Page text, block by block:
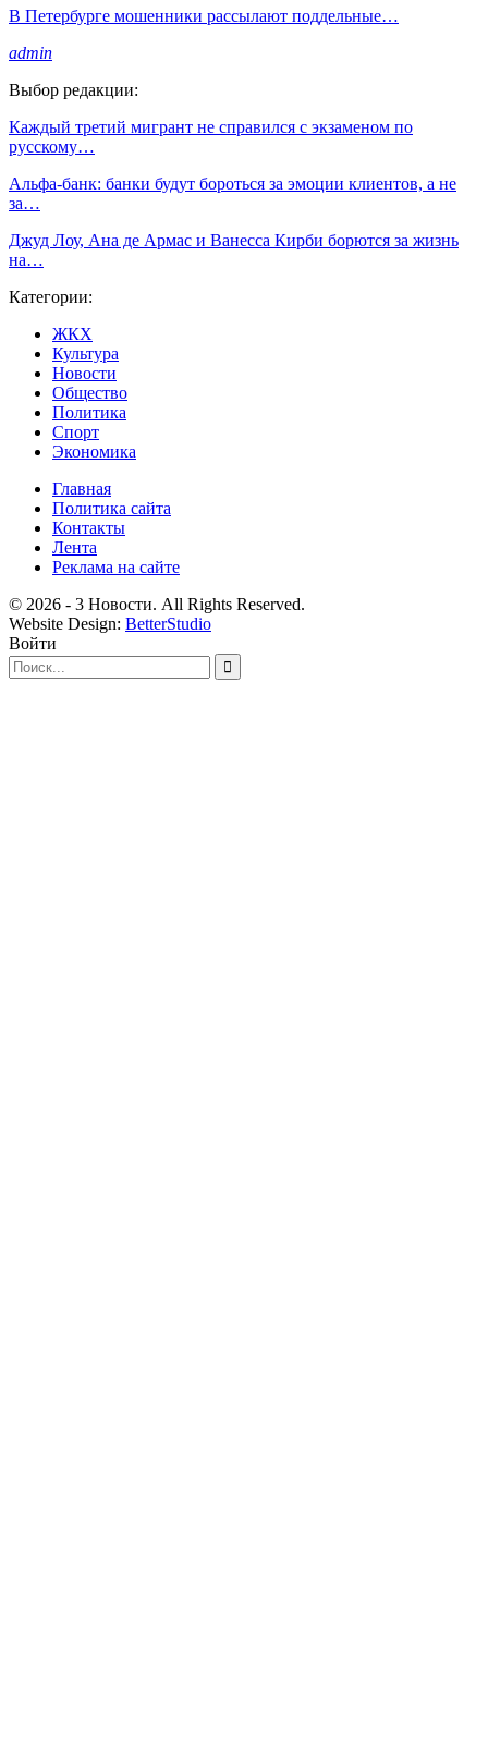
В Петербурге мошенники рассылают поддельные…
admin
Выбор редакции:
Каждый третий мигрант не справился с экзаменом по
русскому…
Альфа-банк: банки будут бороться за эмоции клиентов, а не
за…
Джуд Лоу, Ана де Армас и Ванесса Кирби борются за жизнь
на…
Категории:
ЖКХ
Культура
Новости
Общество
Политика
Спорт
Экономика
Главная
Политика сайта
Контакты
Лента
Реклама на сайте
© 2026 - 3 Новости. All Rights Reserved.
Website Design: BetterStudio
Войти